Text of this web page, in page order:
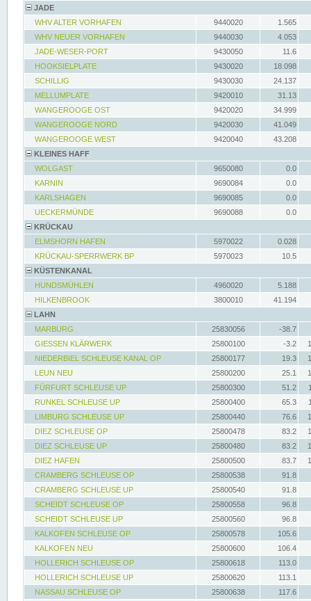
JADE
WHV ALTER VORHAFEN
9440020
1.565
WHV NEUER VORHAFEN
9440030
4.053
JADE-WESER-PORT
9430050
11.6
HOOKSIELPLATE
9430020
18.098
SCHILLIG
9430030
24.137
MELLUMPLATE
9420010
31.13
WANGEROOGE OST
9420020
34.999
WANGEROOGE NORD
9420030
41.049
WANGEROOGE WEST
9420040
43.208
KLEINES HAFF
WOLGAST
9650080
0.0
KARNIN
9690084
0.0
KARLSHAGEN
9690085
0.0
UECKERMÜNDE
9690088
0.0
KRÜCKAU
ELMSHORN HAFEN
5970022
0.028
KRÜCKAU-SPERRWERK BP
5970023
10.5
KÜSTENKANAL
HUNDSMÜHLEN
4960020
5.188
HILKENBROOK
3800010
41.194
LAHN
MARBURG
25830056
-38.7
GIESSEN KLÄRWERK
25800100 -3.2
NIEDERBIEL SCHLEUSE KANAL OP
25800177 19.3
LEUN NEU
25800200 25.1
FÜRFURT SCHLEUSE UP
25800300 51.2
RUNKEL SCHLEUSE UP
25800400 65.3
LIMBURG SCHLEUSE UP
25800440 76.6
DIEZ SCHLEUSE OP
25800478 83.2
DIEZ SCHLEUSE UP
25800480 83.2
DIEZ HAFEN
25800500 83.7
CRAMBERG SCHLEUSE OP
25800538
91.8
CRAMBERG SCHLEUSE UP
25800540
91.8
SCHEIDT SCHLEUSE OP
25800558
96.8
SCHEIDT SCHLEUSE UP
25800560
96.8
KALKOFEN SCHLEUSE OP
25800578
105.6
KALKOFEN NEU
25800600
106.4
HOLLERICH SCHLEUSE OP
25800618
113.0
HOLLERICH SCHLEUSE UP
25800620
113.1
NASSAU SCHLEUSE OP
25800638
117.6